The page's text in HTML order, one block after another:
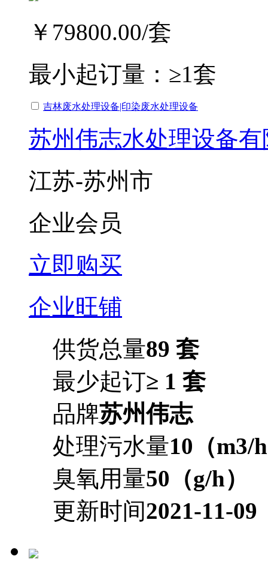
￥79800.00/套
最小起订量： ≥1套
吉林废水处理设备|印染废水处理设备
苏州伟志水处理设备
江苏-苏州市
企业会员
立即购买
企业旺铺
供货总量89 套
最少起订≥ 1 套
品牌苏州伟志
处理污水量10（m3/
臭氧用量50（g/h）
更新时间2021-11-09